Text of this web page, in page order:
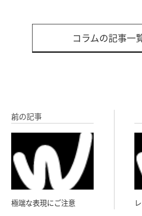
コラムの記事一
前の記事
極端な表現にご注意